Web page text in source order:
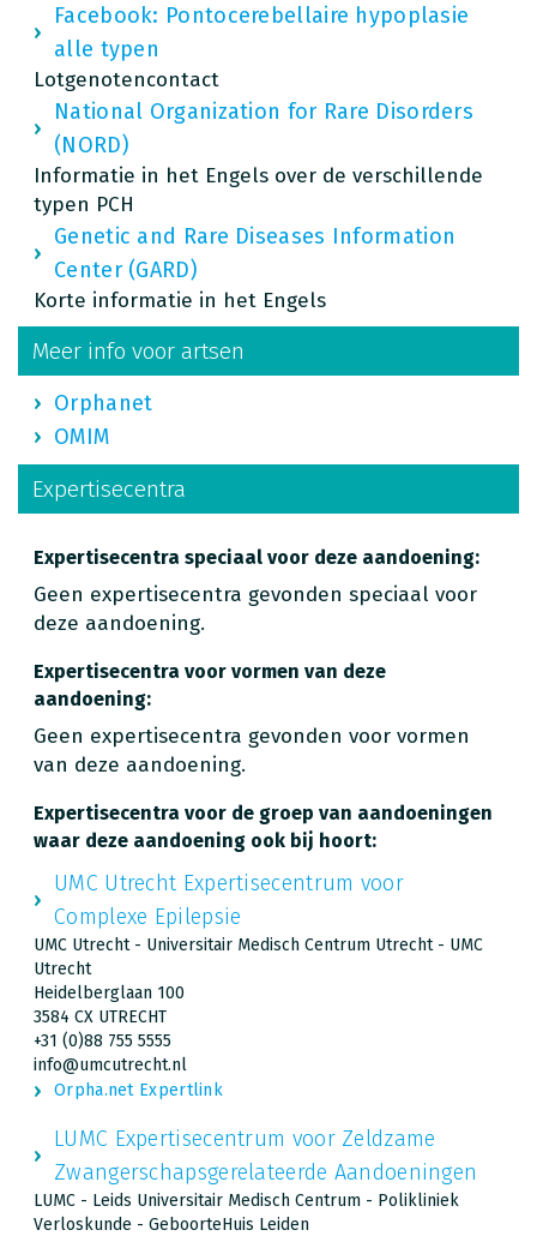
Facebook: Pontocerebellaire hypoplasie
alle typen
Lotgenotencontact
National Organization for Rare Disorders
(NORD)
Informatie in het Engels over de verschillende
typen PCH
Genetic and Rare Diseases Information
Center (GARD)
Korte informatie in het Engels
Meer info voor artsen
Orphanet
OMIM
Expertisecentra
Expertisecentra speciaal voor deze aandoening:
Geen expertisecentra gevonden speciaal voor
deze aandoening.
Expertisecentra voor vormen van deze
aandoening:
Geen expertisecentra gevonden voor vormen
van deze aandoening.
Expertisecentra voor de groep van aandoeningen
waar deze aandoening ook bij hoort:
UMC Utrecht Expertisecentrum voor
Complexe Epilepsie
UMC Utrecht - Universitair Medisch Centrum Utrecht - UMC
Utrecht
Heidelberglaan 100
3584 CX UTRECHT
+31 (0)88 755 5555
info@umcutrecht.nl
Orpha.net Expertlink
LUMC Expertisecentrum voor Zeldzame
Zwangerschapsgerelateerde Aandoeningen
LUMC - Leids Universitair Medisch Centrum - Polikliniek
Verloskunde - GeboorteHuis Leiden